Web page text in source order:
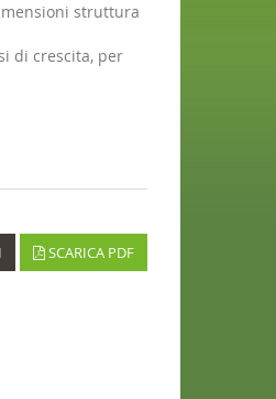
struttura
di crescita, per
SCARICA PDF